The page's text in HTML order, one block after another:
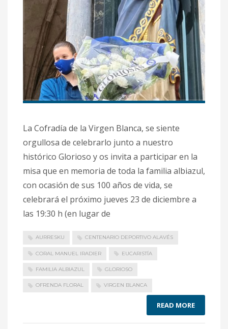
La Cofradía de la Virgen Blanca, se siente
orgullosa de celebrarlo junto a nuestro
histórico Glorioso y os invita a participar en la
misa que en memoria de toda la familia albiazul,
con ocasión de sus 100 años de vida, se
celebrará el próximo jueves 23 de diciembre a
las 19:30 h (en lugar de
AURRESKU CENTENARIO DEPORTIVO ALAVÉS
CORAL MANUEL IRADIER EUCARISTÍA
FAMILIA ALBIAZUL GLORIOSO
OFRENDA FLORAL VIRGEN BLANCA
READ MORE